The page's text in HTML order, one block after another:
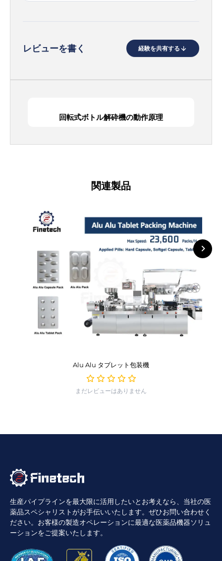
レビューを書く 経験を共有する
回転式ボトル解砕機の動作原理
関連製品
Alu Alu タブレット包装機
まだレビューはありません
生産パイプラインを最大限に活用したいとお考えなら、当社の医
薬品スペシャリストがお手伝いいたします。ぜひお問い合わせく
ださい。お客様の製造オペレーションに最適な医薬品機器ソリュ
ーションをご提案いたします。